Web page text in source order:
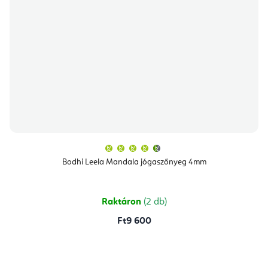
Bodhi Leela Mandala jógaszőnyeg 4mm
átlagos
értékelése
csillag.
Raktáron (2 db)
Ft9 600